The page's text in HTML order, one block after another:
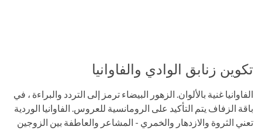
تكوين زنابق الوادي والفاوانيا
الفاوانيا غنية بالألوان. الزهور البيضاء ترمز إلى التردد والبراءة ، في
باقة الزفاف يتم التأكيد على الرومانسية للعروس. الفاوانيا الوردية
تعني الثروة والازدهار والخمري - المشاعر والعاطفة بين الزوجين